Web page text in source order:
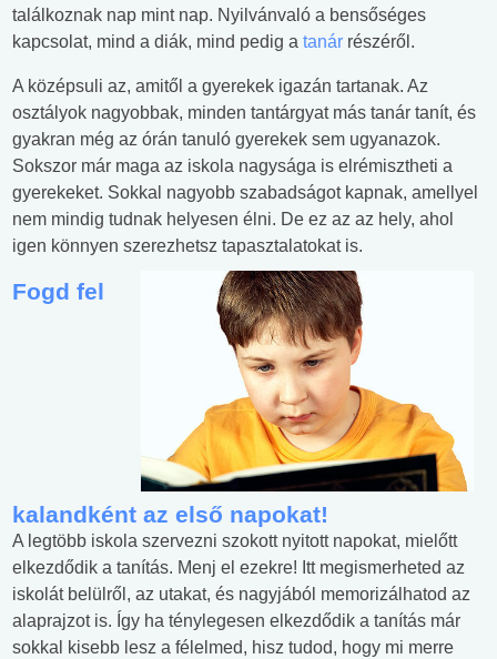
találkoznak nap mint nap. Nyilvánvaló a bensőséges
kapcsolat, mind a diák, mind pedig a tanár részéről.
A középsuli az, amitől a gyerekek igazán tartanak. Az
osztályok nagyobbak, minden tantárgyat más tanár tanít, és
gyakran még az órán tanuló gyerekek sem ugyanazok.
Sokszor már maga az iskola nagysága is elrémisztheti a
gyerekeket. Sokkal nagyobb szabadságot kapnak, amellyel
nem mindig tudnak helyesen élni. De ez az az hely, ahol
igen könnyen szerezhetsz tapasztalatokat is.
Fogd fel
kalandként az első napokat!
A legtöbb iskola szervezni szokott nyitott napokat, mielőtt
elkezdődik a tanítás. Menj el ezekre! Itt megismerheted az
iskolát belülről, az utakat, és nagyjából memorizálhatod az
alaprajzot is. Így ha ténylegesen elkezdődik a tanítás már
sokkal kisebb lesz a félelmed, hisz tudod, hogy mi merre